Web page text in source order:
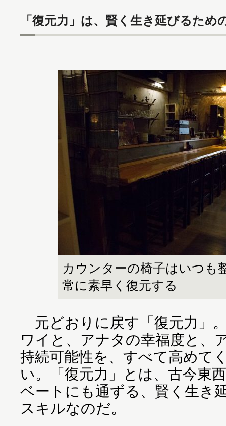
「復元力」は、賢く生き延びるため
カウンターの椅子はいつも
常に素早く復元する
元どおりに戻す「復元力」
ワイと、アナタの幸福度と、
持続可能性を、すべて高めて
い。「復元力」とは、古今東
ベートにも通ずる、賢く生き
スキルなのだ。